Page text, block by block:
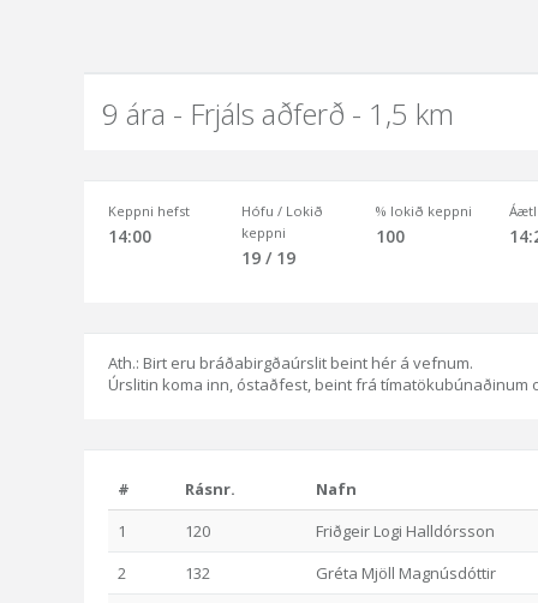
9 ára - Frjáls aðferð - 1,5 km
Keppni hefst
14:00
Hófu / Lokið
keppni
19 / 19
% lokið keppni
100
Ath.: Birt eru bráðabirgðaúrslit beint hér á vefnum.
Úrslitin koma inn, óstaðfest, beint frá
# Rásnr.
Nafn
1
120
Friðgeir Logi Halldórsson
2
132
Gréta Mjöll Magnúsdóttir